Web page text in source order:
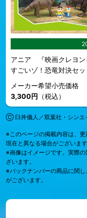
アニア 『映画クレヨン
すごいゾ！恐竜対決セッ
メーカー希望小売価格
3,300円 （税込）
Ⓒ 臼井儀人／双葉社・シンエ
※このページの掲載内容は、更
現在と異なる場合がございます
※画像はイメージです。実際
ざいます。
※バックナンバーの商品に関
がございます。